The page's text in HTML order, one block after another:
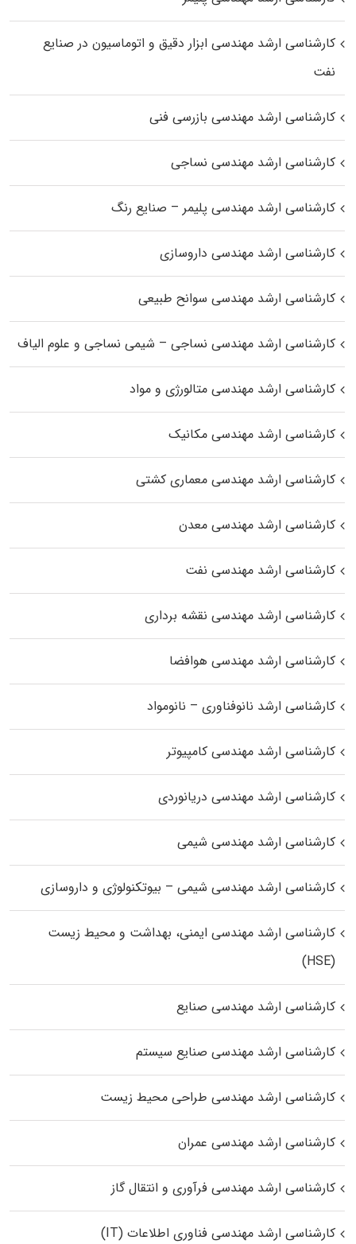
کارشناسی ارشد مهندسی ابزار دقیق و اتوماسیون در صنایع
نفت
کارشناسی ارشد مهندسی بازرسی فنی
کارشناسی ارشد مهندسی نساجی
کارشناسی ارشد مهندسی پلیمر – صنایع رنگ
کارشناسی ارشد مهندسی داروسازی
کارشناسی ارشد مهندسی سوانح طبیعی
کارشناسی ارشد مهندسی نساجی – شیمی نساجی و علوم الیاف
کارشناسی ارشد مهندسی متالورژی و مواد
کارشناسی ارشد مهندسی مکانیک
کارشناسی ارشد مهندسی معماری کشتی
کارشناسی ارشد مهندسی معدن
کارشناسی ارشد مهندسی نفت
کارشناسی ارشد مهندسی نقشه برداری
کارشناسی ارشد مهندسی هوافضا
کارشناسی ارشد نانوفناوری – نانومواد
کارشناسی ارشد مهندسی کامپیوتر
کارشناسی ارشد مهندسی دریانوردی
کارشناسی ارشد مهندسی شیمی
کارشناسی ارشد مهندسی شیمی – بیوتکنولوژی و داروسازی
کارشناسی ارشد مهندسی ایمنی، بهداشت و محیط زیست
(HSE)
کارشناسی ارشد مهندسی صنایع
کارشناسی ارشد مهندسی صنایع سیستم
کارشناسی ارشد مهندسی طراحی محیط زیست
کارشناسی ارشد مهندسی عمران
کارشناسی ارشد مهندسی فرآوری و انتقال گاز
کارشناسی ارشد مهندسی فناوری اطلاعات (IT)